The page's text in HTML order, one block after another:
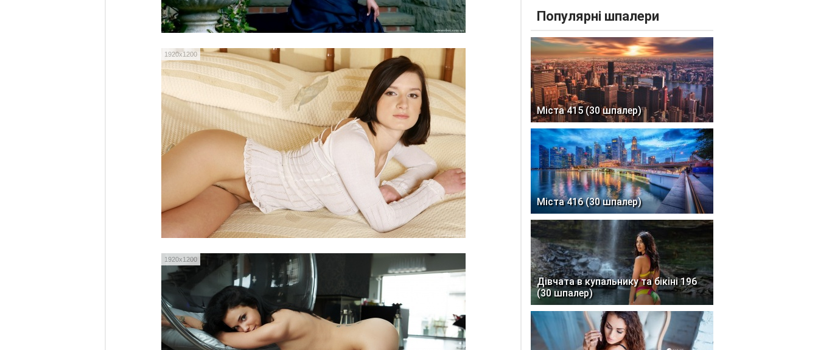
1920x1200
1920x1200
Популярні шпалери
Міста 415 (30 шпалер)
Міста 416 (30 шпалер)
Дівчата в купальнику та бікіні 196
(30 шпалер)